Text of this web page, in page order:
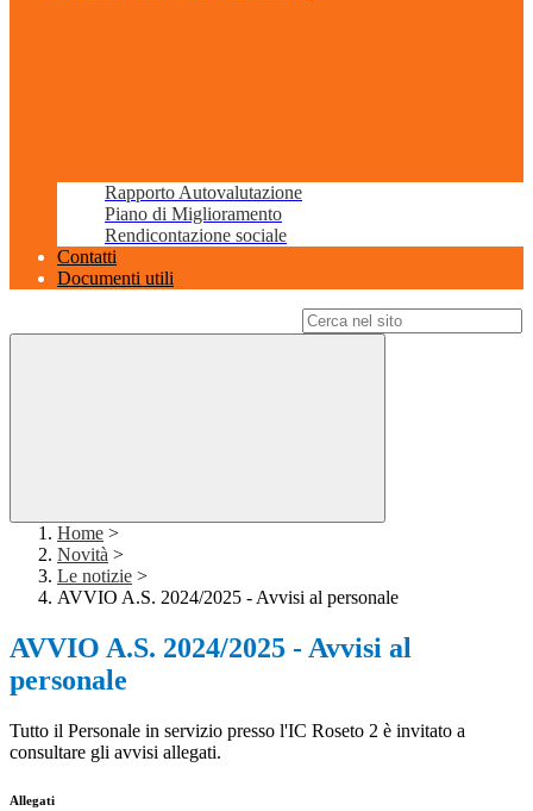
Rapporto Autovalutazione
Piano di Miglioramento
Rendicontazione sociale
Contatti
Documenti utili
Home >
Novità >
Le notizie >
AVVIO A.S. 2024/2025 - Avvisi al personale
AVVIO A.S. 2024/2025 - Avvisi al
personale
Tutto il Personale in servizio presso l'IC Roseto 2 è invitato a
consultare gli avvisi allegati.
Allegati